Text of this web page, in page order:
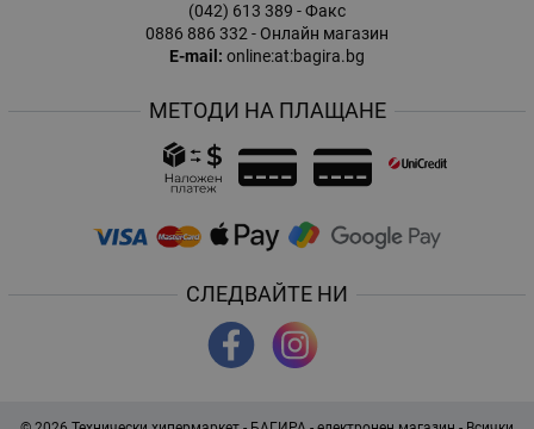
(042) 613 389 - Факс
0886 886 332- Онлайн магазин
E-mail: online:at:bagira.bg
МЕТОДИ НА ПЛАЩАНЕ
СЛЕДВАЙТЕ НИ